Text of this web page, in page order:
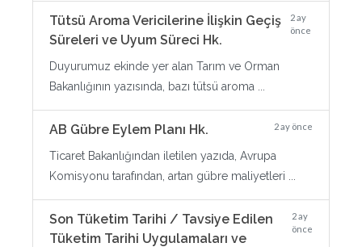
Tütsü Aroma Vericilerine İlişkin Geçiş
Süreleri ve Uyum Süreci Hk.
2 ay
önce
Duyurumuz ekinde yer alan Tarım ve Orman
Bakanlığının yazısında, bazı tütsü aroma ...
AB Gübre Eylem Planı Hk. 2 ay önce
Ticaret Bakanlığından iletilen yazıda, Avrupa
Komisyonu tarafından, artan gübre maliyetleri ...
Son Tüketim Tarihi / Tavsiye Edilen
Tüketim Tarihi Uygulamaları ve
2 ay
önce